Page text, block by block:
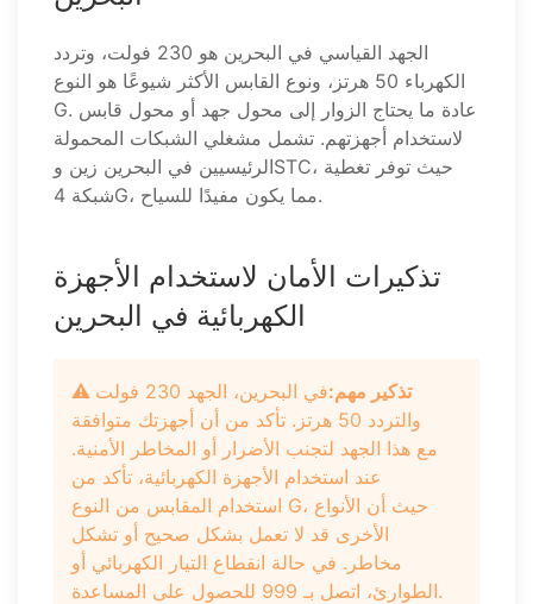
الجهد القياسي في البحرين هو 230 فولت، وتردد
الكهرباء 50 هرتز، ونوع القابس الأكثر شيوعًا هو النوع
G. عادة ما يحتاج الزوار إلى محول جهد أو محول قابس
لاستخدام أجهزتهم. تشمل مشغلي الشبكات المحمولة
الرئيسيين في البحرين زين وSTC، حيث توفر تغطية
شبكة 4G، مما يكون مفيدًا للسياح.
تذكيرات الأمان لاستخدام الأجهزة
الكهربائية في البحرين
⚠️ تذكير مهم:
في البحرين، الجهد 230 فولت
والتردد 50 هرتز. تأكد من أن أجهزتك متوافقة
مع هذا الجهد لتجنب الأضرار أو المخاطر الأمنية.
عند استخدام الأجهزة الكهربائية، تأكد من
استخدام المقابس من النوع G، حيث أن الأنواع
الأخرى قد لا تعمل بشكل صحيح أو تشكل
مخاطر. في حالة انقطاع التيار الكهربائي أو
الطوارئ، اتصل بـ 999 للحصول على المساعدة.